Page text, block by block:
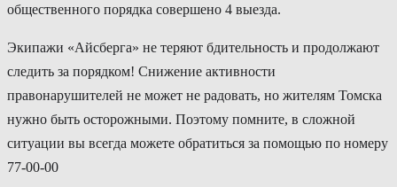
общественного порядка совершено 4 выезда.
Экипажи «Айсберга» не теряют бдительность и продолжают
следить за порядком! Снижение активности
правонарушителей не может не радовать, но жителям Томска
нужно быть осторожными. Поэтому помните, в сложной
ситуации вы всегда можете обратиться за помощью по номеру
77-00-00